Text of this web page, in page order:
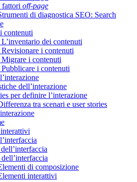
fattori off-page
di diagnostica SEO: Search
contenuti
dei contenuti
i contenuti
i contenuti
i contenuti
dell’interazione
per definire l’interazione
tra scenari e user stories
di composizione
interattivi